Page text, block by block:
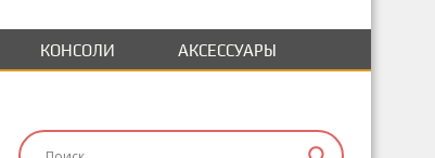
КОНСОЛИ АКСЕССУАРЫ